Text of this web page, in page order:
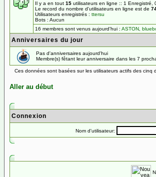
Il y a en tout 15 utilisateurs en ligne :: 1
Le record du nombre d'utilisateurs en ligne est de
Utilisateurs enregistrés : ttersu
Bots : Aucun
16 membres sont venus aujourd'hui : ASTON
Anniversaires du jour
Pas d'anniversaires aujourd'hui
Membre(s) fêtant leur anniversaire dans les 7
Ces données sont basées sur les utilisateurs actifs des cinq
Aller au début
Connexion
Nom d'utilisateur: